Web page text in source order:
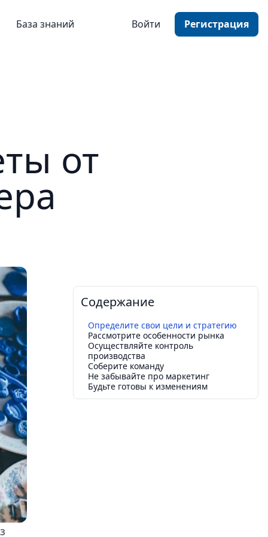
База знаний Войти Регистрация
от
Содержание
Определите свои цели и стратегию
Рассмотрите особенности рынка
Осуществляйте контроль
производства
Соберите команду
Не забывайте про маркетинг
Будьте готовы к изменениям